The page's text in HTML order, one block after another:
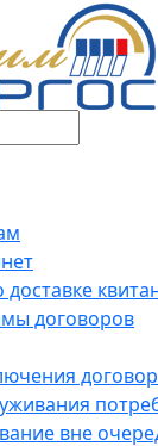
доставке
договоров
вне